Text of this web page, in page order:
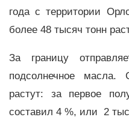
года с территории
более 48 тысяч тонн
За границу
подсолнечное
растут: за первое
составил 4 %, или 2